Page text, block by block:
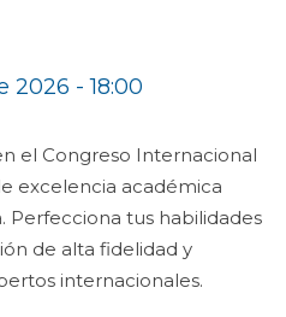
2026 - 18:00
el Congreso Internacional
excelencia académica
Perfecciona tus habilidades
de alta fidelidad y
internacionales.